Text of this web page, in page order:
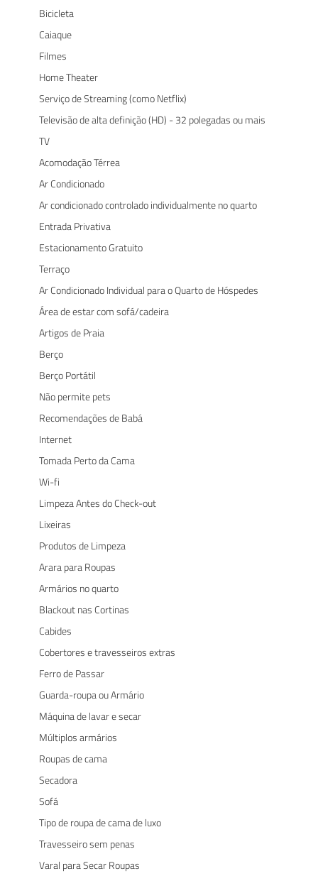
Bicicleta
Caiaque
Filmes
Home Theater
Serviço de Streaming (como Netflix)
Televisão de alta definição (HD) - 32 polegadas ou mais
TV
Acomodação Térrea
Ar Condicionado
Ar condicionado controlado individualmente no quarto
Entrada Privativa
Estacionamento Gratuito
Terraço
Ar Condicionado Individual para o Quarto de Hóspedes
Área de estar com sofá/cadeira
Artigos de Praia
Berço
Berço Portátil
Não permite pets
Recomendações de Babá
Internet
Tomada Perto da Cama
Wi-fi
Limpeza Antes do Check-out
Lixeiras
Produtos de Limpeza
Arara para Roupas
Armários no quarto
Blackout nas Cortinas
Cabides
Cobertores e travesseiros extras
Ferro de Passar
Guarda-roupa ou Armário
Máquina de lavar e secar
Múltiplos armários
Roupas de cama
Secadora
Sofá
Tipo de roupa de cama de luxo
Travesseiro sem penas
Varal para Secar Roupas